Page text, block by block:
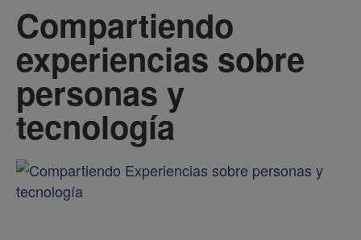
Compartiendo
experiencias sobre
personas y
tecnología